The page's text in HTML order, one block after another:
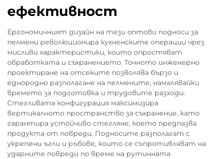
ефективност
Ергономичният дизайн на тези оптови подноси за
пелмени революционира кухненските операции чрез
мисливи характеристики, които опростяват
обработката и съхранението. Точното инженерно
проектиране на отсеките позволява бързо и
еднородно разполагане на пелмените, намалявайки
времето за подготовка и трудовите разходи.
Стегливата конфигурация максимизира
вертикалното пространство за съхранение, като
гарантира устойчиво стегляне, което предпазва
продукта от повреди. Подносите разполагат с
укрепени ъгли и ръбове, които се съпротивляват на
ударните повреди по време на рутинната